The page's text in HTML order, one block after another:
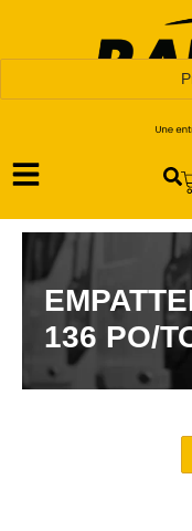
136 PO/